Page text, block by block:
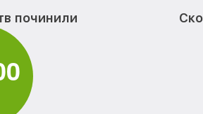
починили
0